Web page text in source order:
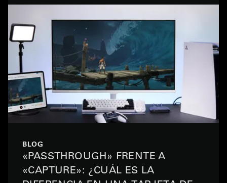
BLOG
«PASSTHROUGH» FRENTE A
«CAPTURE»: ¿CUÁL ES LA